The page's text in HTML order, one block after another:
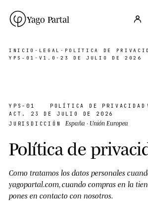
Yago Partal
INICIO · LEGAL · POLÍTICA DE
YPS-01 · V1.0 · 23 DE JULIO DE 2026
YPS-01 POLÍTICA DE PRIVACIDAD
ACT. 23 DE JULIO DE 2026
JURISDICCIÓNEspaña · Unión Europea
Política de
Como tratamos los datos personales
yagopartal.com, cuando compras en la
pones en contacto con nosotros.